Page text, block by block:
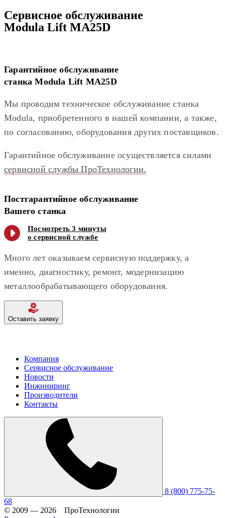
Сервисное обслуживание
Modula Lift MA25D
Гарантийное обслуживание
станка Modula Lift MA25D
Мы проводим техническое обслуживание станка
Modula, приобретенного в нашей компании, а также,
по согласованию, оборудования других поставщиков.
Гарантийное обслуживание осуществляется силами
сервисной службы ПроТехнологии.
Постгарантийное обслуживание
Вашего станка
Посмотреть 3 минуты
о сервисной службе
Много лет оказываем сервисную поддержку, а
именно, диагностику, ремонт, модернизацию
металлообрабатывающего оборудования.
Оставить заявку
Компания
Сервисное обслуживание
Новости
Инжиниринг
Производители
Контакты
8 (800) 775-75-
68
© 2009 — 2026 ПроТехнологии